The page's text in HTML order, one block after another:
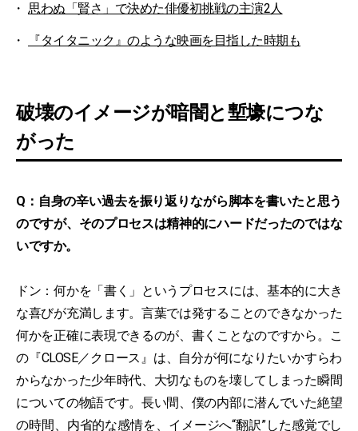
思わぬ「賢さ」で決めた俳優初挑戦の主演2人
『タイタニック』のような映画を目指した時期も
破壊のイメージが暗闇と塹壕につな
がった
Q：自身の辛い過去を振り返りながら脚本を書いたと思う
のですが、そのプロセスは精神的にハードだったのではな
いですか。
ドン：何かを「書く」というプロセスには、基本的に大き
な喜びが充満します。言葉では発することのできなかった
何かを正確に表現できるのが、書くことなのですから。こ
の『CLOSE／クロース』は、自分が何になりたいかすらわ
からなかった少年時代、大切なものを壊してしまった瞬間
についての物語です。長い間、僕の内部に潜んでいた絶望
の時間、内省的な感情を、イメージへ“翻訳”した感覚でし